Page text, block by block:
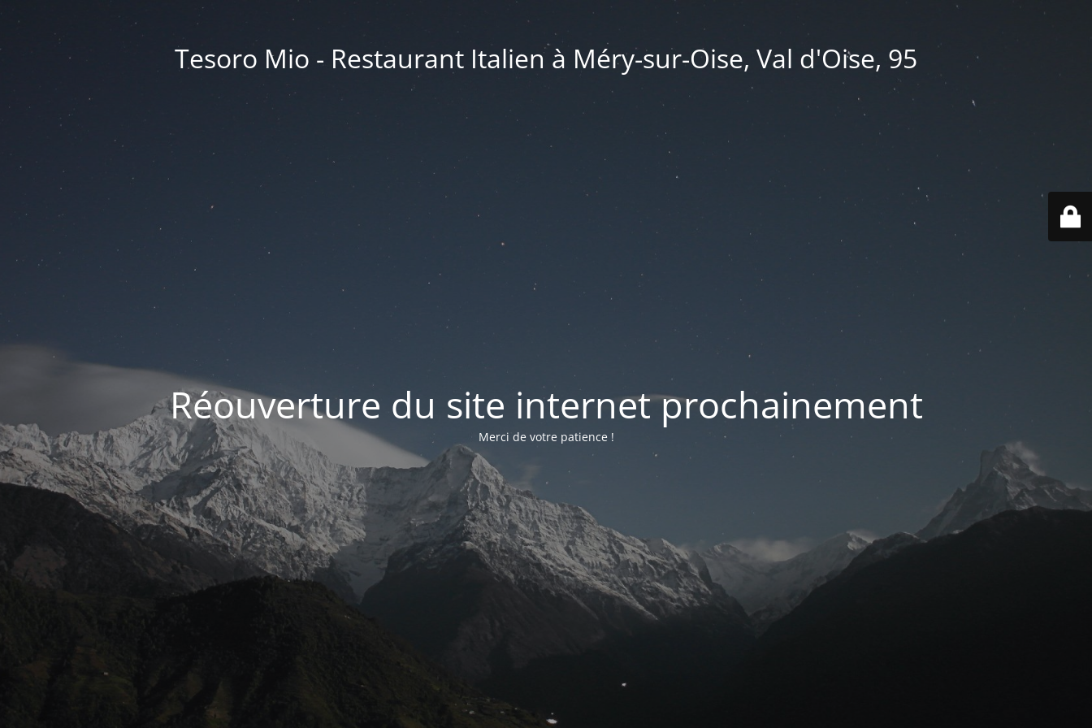
Tesoro Mio - Restaurant Italien à Méry-sur-Oise, Val d'Oise, 95
Réouverture du site internet prochainement
Merci de votre patience !